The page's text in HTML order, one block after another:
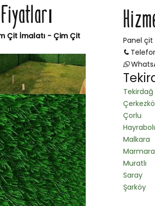
Panel çit
Tekirdağ
Çorlu
Malkara
Muratlı
Saray
Şarköy
Çit İmalatı - Çim Çit